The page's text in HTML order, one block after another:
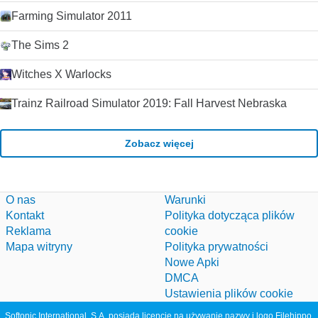
Farming Simulator 2011
The Sims 2
Witches X Warlocks
Trainz Railroad Simulator 2019: Fall Harvest Nebraska
Zobacz więcej
O nas
Kontakt
Reklama
Mapa witryny
Warunki
Polityka dotycząca plików
cookie
Polityka prywatności
Nowe Apki
DMCA
Ustawienia plików cookie
Softonic International, S.A. posiada licencję na używanie nazwy i logo Filehippo.